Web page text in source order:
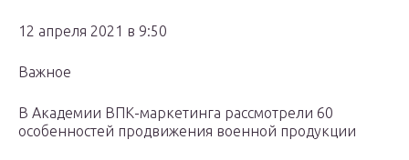
12 апреля 2021 в 9:50
Важное
В Академии ВПК-маркетинга рассмотрели 60
особенностей продвижения военной продукции